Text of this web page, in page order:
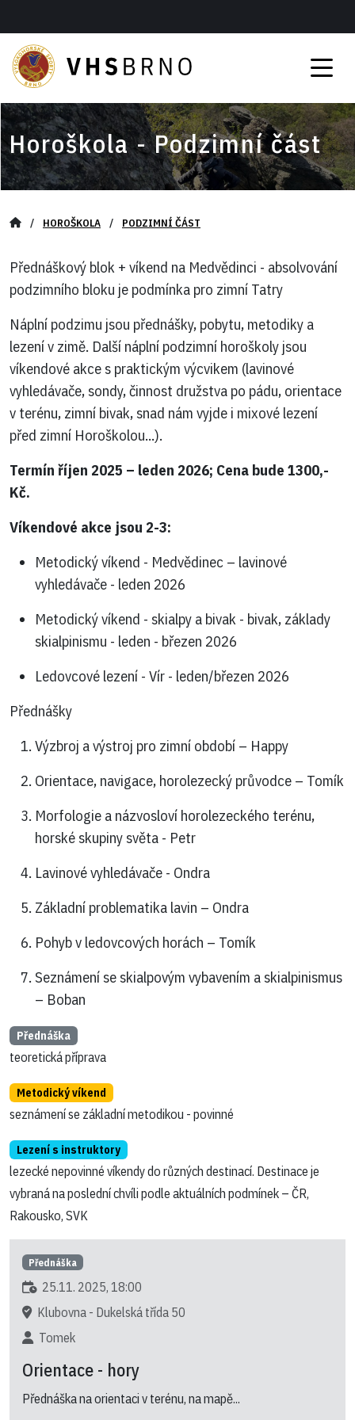
Horoškola - Podzimní část
/ HOROŠKOLA / PODZIMNÍ ČÁST
Přednáškový blok + víkend na Medvědinci - absolvování
podzimního bloku je podmínka pro zimní Tatry
Náplní podzimu jsou přednášky, pobytu, metodiky a
lezení v zimě. Další náplní podzimní horoškoly jsou
víkendové akce s praktickým výcvikem (lavinové
vyhledávače, sondy, činnost družstva po pádu, orientace
v terénu, zimní bivak, snad nám vyjde i mixové lezení
před zimní Horoškolou...).
Termín říjen 2025 – leden 2026; Cena bude 1300,-
Kč.
Víkendové akce jsou 2-3:
Metodický víkend - Medvědinec – lavinové
vyhledávače - leden 2026
Metodický víkend - skialpy a bivak - bivak, základy
skialpinismu - leden - březen 2026
Ledovcové lezení - Vír - leden/březen 2026
Přednášky
Výzbroj a výstroj pro zimní období – Happy
Orientace, navigace, horolezecký průvodce – Tomík
Morfologie a názvosloví horolezeckého terénu,
horské skupiny světa - Petr
Lavinové vyhledávače - Ondra
Základní problematika lavin – Ondra
Pohyb v ledovcových horách – Tomík
Seznámení se skialpovým vybavením a skialpinismus
– Boban
Přednáška
teoretická příprava
Metodický víkend
seznámení se základní metodikou - povinné
Lezení s instruktory
lezecké nepovinné víkendy do různých destinací. Destinace je
vybraná na poslední chvíli podle aktuálních podmínek – ČR,
Rakousko, SVK
Přednáška
25.11. 2025, 18:00
Klubovna - Dukelská třída 50
Tomek
Orientace - hory
Přednáška na orientaci v terénu, na mapě...